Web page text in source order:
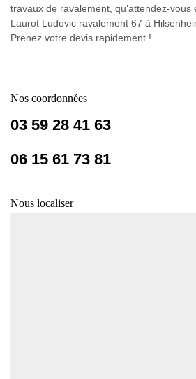
travaux de ravalement, qu’attendez-
Laurot Ludovic ravalement 67 à
Prenez votre devis rapidement !
Nos coordonnées
03 59 28 41 63
06 15 61 73 81
Nous localiser